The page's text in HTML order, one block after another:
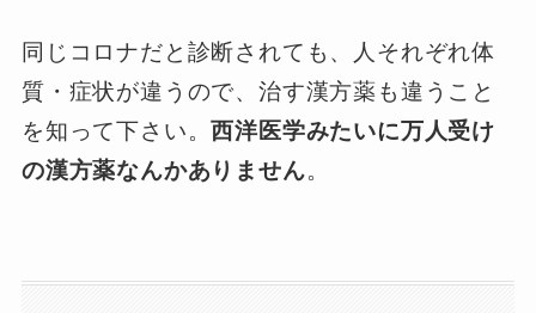
同じコロナだと診断されても、人それぞれ体
質・症状が違うので、治す漢方薬も違うこと
を知って下さい。西洋医学みたいに万人受け
の漢方薬なんかありません。